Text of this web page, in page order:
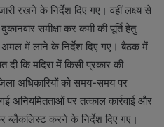
रखने के निर्देश दिए गए। वहीं लक्ष्य से
समीक्षा कर कमी की पूर्ति हेतु
अमल में लाने के निर्देश दिए गए। बैठक में
दी कि मदिरा में किसी प्रकार की
अधिकारियों को समय-समय पर
अनियमितताओं पर तत्काल कार्रवाई और
ब्लैकलिस्ट करने के निर्देश दिए गए।